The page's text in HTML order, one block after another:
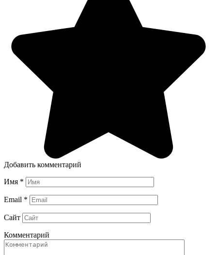
Добавить комментарий
Имя *
Email *
Сайт
Комментарий